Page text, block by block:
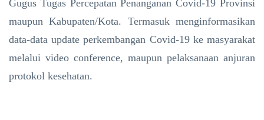
Gugus Tugas Percepatan Penanganan Covid-19 Provinsi
maupun Kabupaten/Kota. Termasuk menginformasikan
data-data update perkembangan Covid-19 ke masyarakat
melalui video conference, maupun pelaksanaan anjuran
protokol kesehatan.